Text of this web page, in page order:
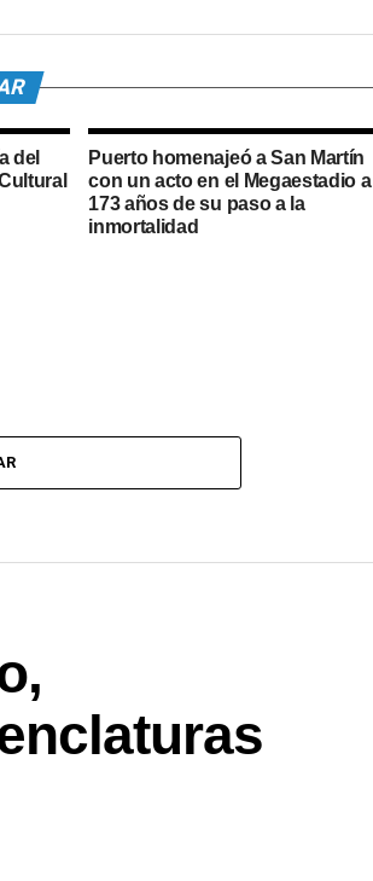
del
Puerto homenajeó a San Martín
con un acto en el Megaestadio a
173 años de su paso a la
inmortalidad